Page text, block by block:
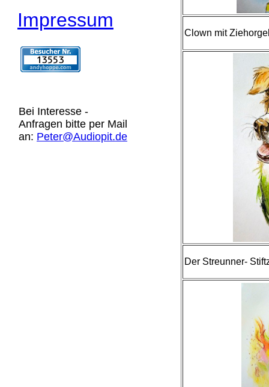
Impressum
Bei Interesse -
Anfragen bitte per Mail
an: Peter@Audiopit.de
Clown mit
Der Streunner-